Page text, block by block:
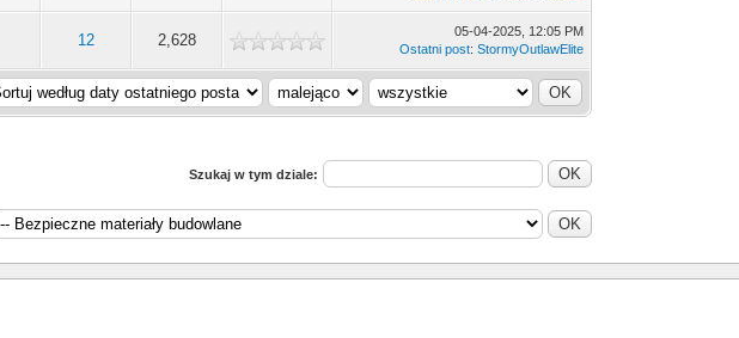
12 2,628
05-04-2025, 12:05 PM
Ostatni post: StormyOutlawElite
Szukaj w tym dziale: